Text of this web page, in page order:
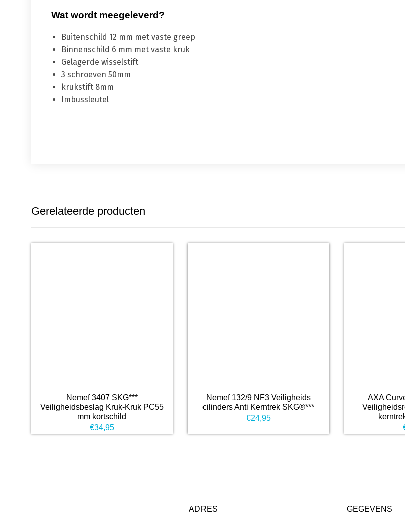
Wat wordt meegeleverd?
Buitenschild 12 mm met vaste greep
Binnenschild 6 mm met vaste kruk
Gelagerde wisselstift
3 schroeven 50mm
krukstift 8mm
Imbussleutel
Gerelateerde producten
Nemef 3407 SKG***
Veiligheidsbeslag Kruk-Kruk PC55
mm kortschild
€34,95
Nemef 132/9 NF3 Veiligheids
cilinders Anti Kerntrek SKG®***
€24,95
AXA
ADRES GEGEVENS